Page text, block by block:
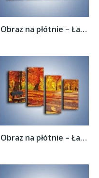
Obraz na płótnie – Ławka pod dębem –...
Obraz na płótnie – Ławka pod dębem –...